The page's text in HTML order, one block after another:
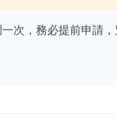
次，務必提前申請